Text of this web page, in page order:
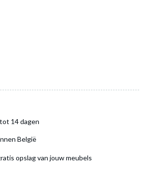
14 dagen
België
opslag van jouw meubels